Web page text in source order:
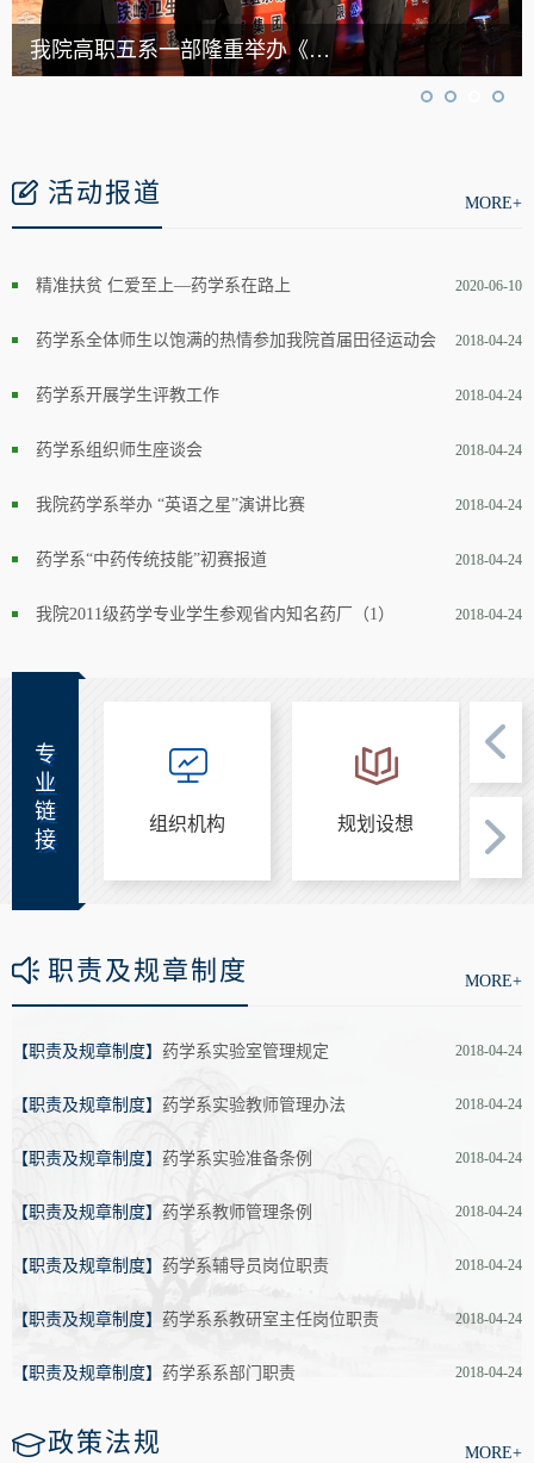
我院高职五系一部隆重举办《中国梦―我的梦 你的梦 他的梦》开学
活动报道 MORE+
2020-06-10
精准扶贫 仁爱至上—药学系在路上
2018-04-24
药学系全体师生以饱满的热情参加我院首届田径运动会
2018-04-24
药学系开展学生评教工作
2018-04-24
药学系组织师生座谈会
2018-04-24
我院药学系举办 “英语之星”演讲比赛
2018-04-24
药学系“中药传统技能”初赛报道
2018-04-24
我院2011级药学专业学生参观省内知名药厂（1）
专
业
链
接
组织机构 规划设想
职责及规章制度 MORE+
【职责及规章制度】 药学系实验室管理规定 2018-04-24
【职责及规章制度】 药学系实验教师管理办法 2018-04-24
【职责及规章制度】 药学系实验准备条例 2018-04-24
【职责及规章制度】 药学系教师管理条例 2018-04-24
【职责及规章制度】 药学系辅导员岗位职责 2018-04-24
【职责及规章制度】 药学系系教研室主任岗位职责 2018-04-24
【职责及规章制度】 药学系系部门职责 2018-04-24
政策法规 MORE+